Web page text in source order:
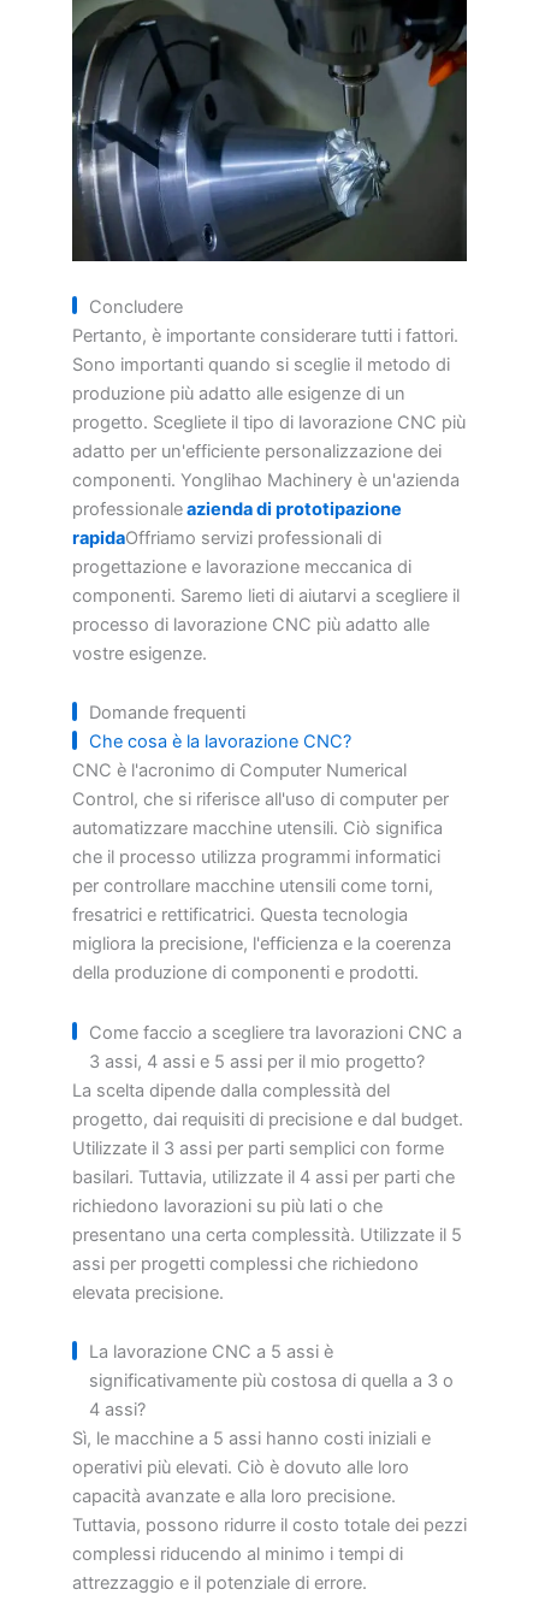
Concludere
Pertanto, è importante considerare tutti i fattori.
Sono importanti quando si sceglie il metodo di
produzione più adatto alle esigenze di un
progetto. Scegliete il tipo di lavorazione CNC più
adatto per un'efficiente personalizzazione dei
componenti. Yonglihao Machinery è un'azienda
professionaleazienda di prototipazione
rapidaOffriamo servizi professionali di
progettazione e lavorazione meccanica di
componenti. Saremo lieti di aiutarvi a scegliere il
processo di lavorazione CNC più adatto alle
vostre esigenze.
Domande frequenti
Che cosa è la lavorazione CNC?
CNC è l'acronimo di Computer Numerical
Control, che si riferisce all'uso di computer per
automatizzare macchine utensili. Ciò significa
che il processo utilizza programmi informatici
per controllare macchine utensili come torni,
fresatrici e rettificatrici. Questa tecnologia
migliora la precisione, l'efficienza e la coerenza
della produzione di componenti e prodotti.
Come faccio a scegliere tra lavorazioni CNC a
3 assi, 4 assi e 5 assi per il mio progetto?
La scelta dipende dalla complessità del
progetto, dai requisiti di precisione e dal budget.
Utilizzate il 3 assi per parti semplici con forme
basilari. Tuttavia, utilizzate il 4 assi per parti che
richiedono lavorazioni su più lati o che
presentano una certa complessità. Utilizzate il 5
assi per progetti complessi che richiedono
elevata precisione.
La lavorazione CNC a 5 assi è
significativamente più costosa di quella a 3 o
4 assi?
Sì, le macchine a 5 assi hanno costi iniziali e
operativi più elevati. Ciò è dovuto alle loro
capacità avanzate e alla loro precisione.
Tuttavia, possono ridurre il costo totale dei pezzi
complessi riducendo al minimo i tempi di
attrezzaggio e il potenziale di errore.